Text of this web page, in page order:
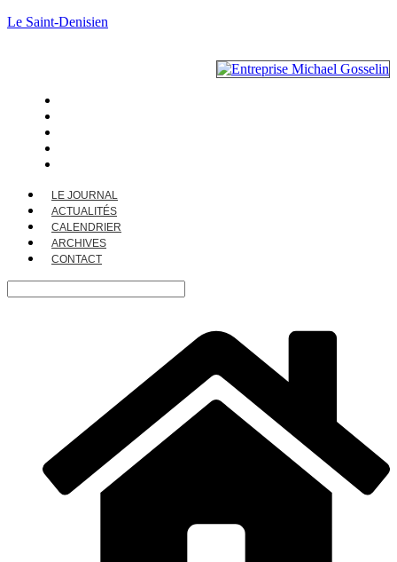
Le Saint-Denisien
LE JOURNAL
ACTUALITÉS
CALENDRIER
ARCHIVES
CONTACT